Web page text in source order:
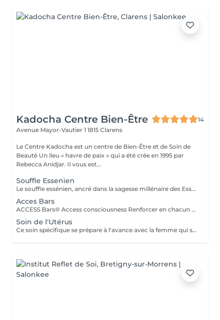
Kadocha Centre Bien-Être
14
Avenue Mayor-Vautier 1 1815 Clarens
Le Centre Kadocha est un centre de Bien-Être et de Soin de
Beauté Un lieu « havre de paix » qui a été crée en 1995 par
Rebecca Anidjar. Il vous est...
Souffle Essenien
Le souffle essénien, ancré dans la sagesse millénaire des Esséniens, est un art de guérison qui harmonise le corps, l'esprit et l'âme. Ce soin unique vous invite à redécouvrir votre essence profonde à travers des techniques de respiration et de méditation, héritées de ces enseignements. Harmonie et Équilibre En vous reconnectant à votre souffle, vous libérez les tensions accumulées et favorisez une circulation énergétique fluide. Rituels Ancestraux Chaque séance intègre des pratiques traditionnelles qui renforcent votre être intérieur, tout en vous guidant vers un état de sérénité et de plénitude. Le souffle essénien n'est pas seulement un soin physique, il est une invitation à explorer votre dimension spirituelle et à éveiller votre potentiel. Pourquoi choisir le souffle essénien ? Bienfaits Profonds Réduction du stress, amélioration de la concentration, et renforcement de la connexion corps-esprit. Chaque séance est adaptée à vos besoins spécifiques, vous permettant de bénéficier d'un accompagnement sur mesure. Offrez-vous un moment de pause dans votre quotidien pour vous recentrer et nourrir votre âme.
Acces Bars
ACCESS Bars® Access consciousness Renforcer en chacun sa capacité à savoir qu'il sait... Est il possible pour vous de juste vous allonger et recevoir ..? Les Bars® sont 32 points sur la tête qui par un simple toucher léger, stimule une réponse neurologique positive chez le receveur. En résulte un apaisement de l'activité cérébrale, une profonde relaxation physique et mentale. Cela calme le flux des pensées , émotions, sentiments et par conséquent aide à procurer plus de clarté et d'aisance dans la vie . Recevoir des Bars® permet de laisser à transformer les émotions profondes, les pensées limitatives , les jugements et les attitudes qui ont été accumulées tout au long d'une vie et ne servent plus ... Diminution significative du stress / une plus grande clarté / plus de motivation / profonde détente / plus de joie /meilleur sommeil /trouver des ressources en situations de crises / décisions plus faciles à prendre /mieux gérer les migraines /mieux vivre avec les troubles obsessionnels compulsifs etc.... Offrez vous des Bars® pour cette reprise dans l'expansion de qui vous êtes ! Soyez créateurs et sources de vos rêves accédez en vous cet espace où tout est parfait....
Soin de l'Utérus
Ce soin spécifique se prépare à l'avance avec la femme qui souhaite vivre ce merveilleux soin dans les passages multiples de sa vie . De 18 ans à 120 ans !